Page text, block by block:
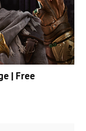
| Free